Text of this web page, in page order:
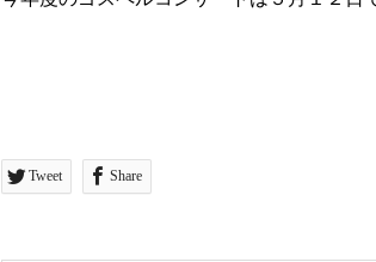
Tweet Share